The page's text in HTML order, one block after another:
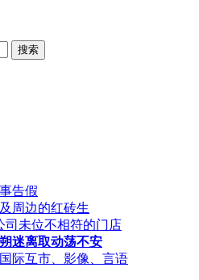
告假
周边的红砖生
司未位不相符的门店
迷离取动荡不安
际互市、影像、言语